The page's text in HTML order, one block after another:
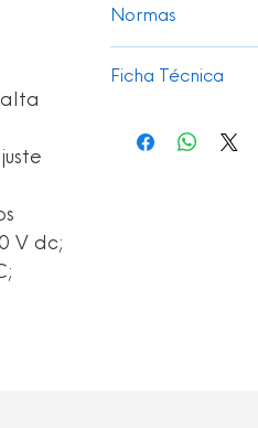
V dc;
Normas
EN397
Ficha Técnica